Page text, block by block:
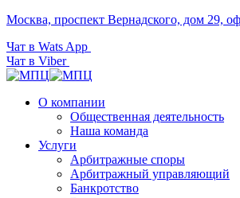
Москва, проспект Вернадского, дом 29,
Чат в Wats App
Чат в Viber
О компании
Общественная деятельность
Наша команда
Услуги
Арбитражные споры
Арбитражный управляющий
Банкротство